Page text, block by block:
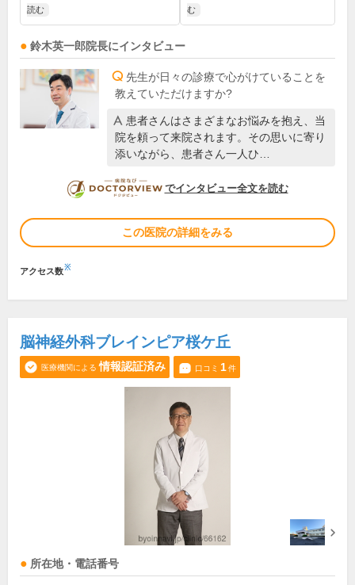
読む
む
鈴木英一郎院長にインタビュー
先生が日々の診療で心がけていることを
教えていただけますか?
患者さんはさまざまなお悩みを抱え、当
院を頼って来院されます。その思いに寄り
添いながら、患者さん一人ひ…
DOCTORVIEW
でインタビュー全文を読む
この医院の詳細をみる
アクセス数※
脳神経外科ブレインピア桜ケ丘
医療機関による 情報認証済み 口コミ 1件
所在地・電話番号